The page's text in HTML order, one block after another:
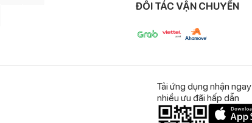
gian dài, giúp bé đi đứng, vận động linhĐỐI TÁC VẬN CHUYỂN
Tải ứng dụng nhận ngay
nhiều ưu đãi hấp dẫn